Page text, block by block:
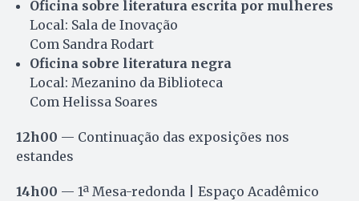
Oficina sobre literatura escrita por mulheres
Local: Sala de Inovação
Com Sandra Rodart
Oficina sobre literatura negra
Local: Mezanino da Biblioteca
Com Helissa Soares
12h00 — Continuação das exposições nos
estandes
14h00 — 1ª Mesa-redonda | Espaço Acadêmico